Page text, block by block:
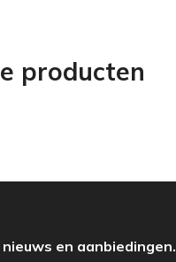
producten
en aanbiedingen.